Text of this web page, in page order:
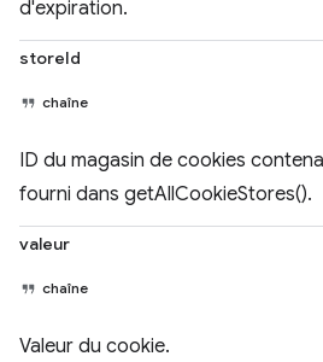
d'expiration.
storeId
chaîne
ID du magasin de cookies
fourni dans getAllCookieStores().
valeur
chaîne
Valeur du cookie.